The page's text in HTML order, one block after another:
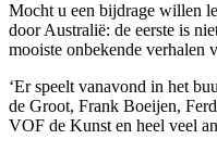
Mocht u een bijdrage willen
door Australië: de eerste is
mooiste onbekende verhalen
‘Er speelt vanavond in het
de Groot, Frank Boeijen,
VOF de Kunst en heel veel